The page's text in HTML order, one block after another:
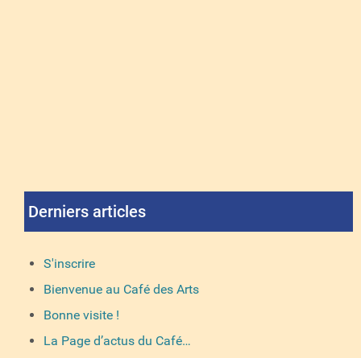
Derniers articles
S'inscrire
Bienvenue au Café des Arts
Bonne visite !
La Page d’actus du Café…